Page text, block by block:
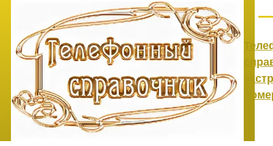
Перейти к основному содержанию